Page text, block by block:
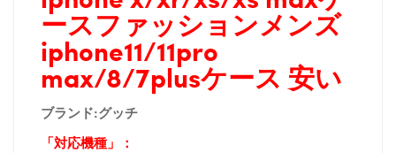
ースファッションメンズ
iphone11/11pro
max/8/7plusケース 安い
ブランド:グッチ
「対応機種」：